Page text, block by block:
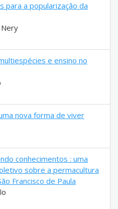
para a popularização da
e ensino no
nova forma de viver
conhecimentos : uma
sobre a permacultura
Francisco de Paula